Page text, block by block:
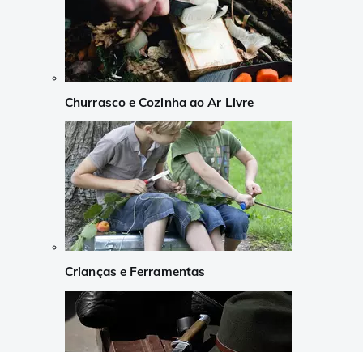
Churrasco e Cozinha ao Ar Livre
Crianças e Ferramentas